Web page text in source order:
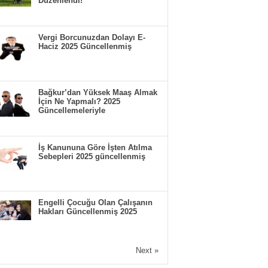
Vergi Borcunuzdan Dolayı E-
Haciz 2025 Güncellenmiş
Bağkur’dan Yüksek Maaş Almak
İçin Ne Yapmalı? 2025
Güncellemeleriyle
İş Kanununa Göre İşten Atılma
Sebepleri 2025 güncellenmiş
Engelli Çocuğu Olan Çalışanın
Hakları Güncellenmiş 2025
Next »